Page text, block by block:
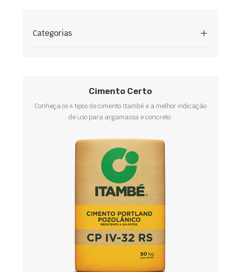
Categorias
Cimento Certo
Conheça os 4 tipos de cimento Itambé e a melhor indicação
de uso para argamassa e concreto.